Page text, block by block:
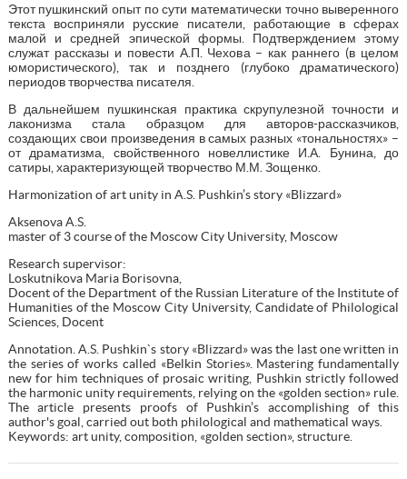
Этот пушкинский опыт по сути математически точно выверенного
текста восприняли русские писатели, работающие в сферах
малой и средней эпической формы. Подтверждением этому
служат рассказы и повести А.П. Чехова – как раннего (в целом
юмористического), так и позднего (глубоко драматического)
периодов творчества писателя.
В дальнейшем пушкинская практика скрупулезной точности и
лаконизма стала образцом для авторов-рассказчиков,
создающих свои произведения в самых разных «тональностях» –
от драматизма, свойственного новеллистике И.А. Бунина, до
сатиры, характеризующей творчество М.М. Зощенко.
Harmonization of art unity in A.S. Pushkin’s story «Blizzard»
Aksenova A.S.
master of 3 course of the Moscow City University, Moscow
Research supervisor:
Loskutnikova Maria Borisovna,
Docent of the Department of the Russian Literature of the Institute of
Humanities of the Moscow City University, Candidate of Philological
Sciences, Docent
Annotation. A.S. Pushkin`s story «Blizzard» was the last one written in
the series of works called «Belkin Stories». Mastering fundamentally
new for him techniques of prosaic writing, Pushkin strictly followed
the harmonic unity requirements, relying on the «golden section» rule.
The article presents proofs of Pushkin’s accomplishing of this
author's goal, carried out both philological and mathematical ways.
Keywords: art unity, composition, «golden section», structure.